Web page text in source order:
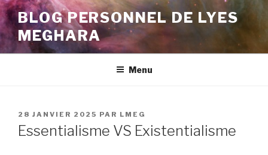
Aller
au
contenu
principal
BLOG PERSONNEL DE LYES
MEGHARA
Menu
PUBLIÉ
LE
28 JANVIER 2025 PAR LMEG
Essentialisme VS Existentialisme